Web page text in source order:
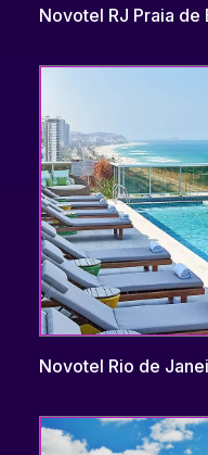
Novotel RJ Praia de
Novotel Rio de